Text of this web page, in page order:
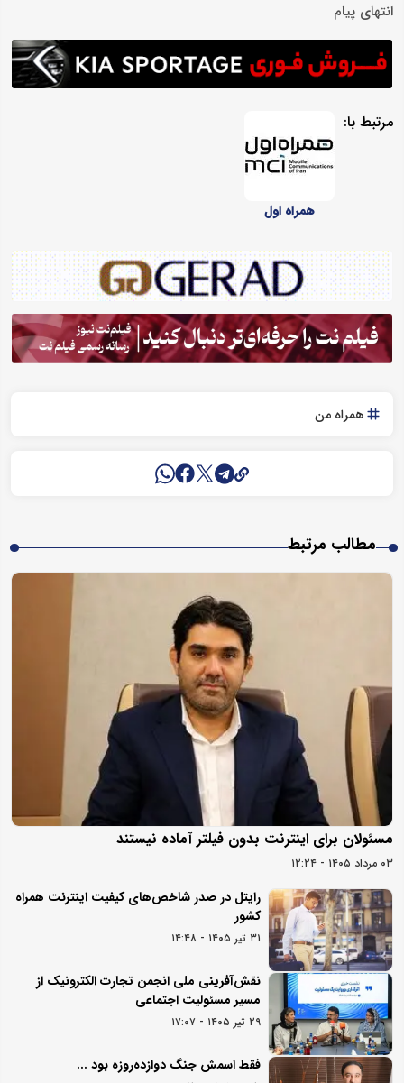
انتهای پیام
مرتبط با:
همراه اول
همراه من
مطالب مرتبط
مسئولان برای اینترنت بدون فیلتر آماده نیستند
۰۳ مرداد ۱۴۰۵ - ۱۲:۲۴
رایتل در صدر شاخص‌های کیفیت اینترنت همراه
کشور
۳۱ تیر ۱۴۰۵ - ۱۴:۴۸
نقش‌آفرینی ملی انجمن تجارت الکترونیک از
مسیر مسئولیت اجتماعی
۲۹ تیر ۱۴۰۵ - ۱۷:۰۷
فقط اسمش جنگ دوازده‌روزه بود ...